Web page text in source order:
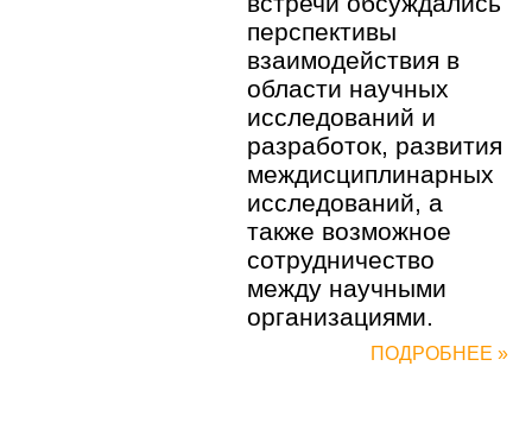
перспективы
взаимодействия в
области научных
исследований и
разработок, развития
междисциплинарных
исследований, а
также возможное
сотрудничество
между научными
организациями.
ПОДРОБНЕЕ »